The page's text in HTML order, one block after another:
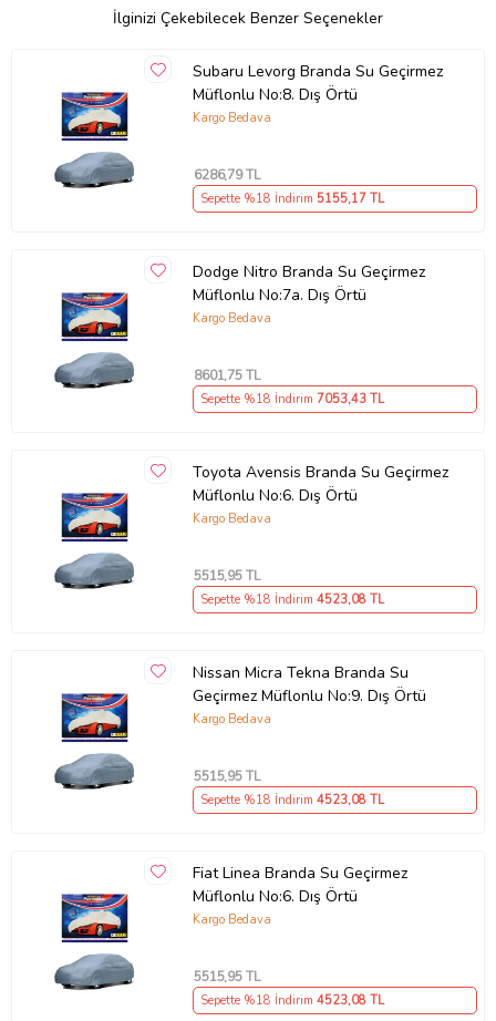
Müşteri memnuniyeti garantisiyle.
İlginizi Çekebilecek Benzer Seçenekler
Subaru Levorg Branda Su Geçirmez
Müflonlu No:8. Dış Örtü
Kargo Bedava
6286,79 TL
Sepette %18 İndirim 5155,17 TL
Dodge Nitro Branda Su Geçirmez
Müflonlu No:7a. Dış Örtü
Kargo Bedava
8601,75 TL
Sepette %18 İndirim 7053,43 TL
Toyota Avensis Branda Su Geçirmez
Müflonlu No:6. Dış Örtü
Kargo Bedava
5515,95 TL
Sepette %18 İndirim 4523,08 TL
Nissan Micra Tekna Branda Su
Geçirmez Müflonlu No:9. Dış Örtü
Kargo Bedava
5515,95 TL
Sepette %18 İndirim 4523,08 TL
Fiat Linea Branda Su Geçirmez
Müflonlu No:6. Dış Örtü
Kargo Bedava
5515,95 TL
Sepette %18 İndirim 4523,08 TL